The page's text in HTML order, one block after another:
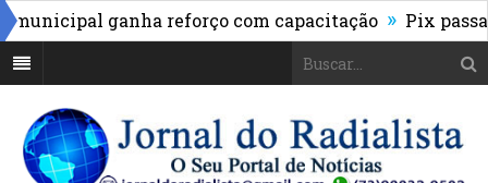
ganha reforço com capacitação » Pix passa a